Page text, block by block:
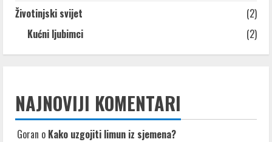
Životinjski svijet
(2)
Kućni ljubimci
(2)
NAJNOVIJI KOMENTARI
Goran o Kako uzgojiti limun iz sjemena?